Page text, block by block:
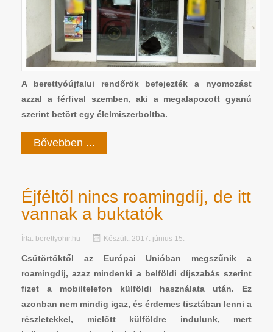
A berettyóújfalui rendőrök befejezték a nyomozást
azzal a férfival szemben, aki a megalapozott gyanú
szerint betört egy élelmiszerboltba.
Bővebben ...
Éjféltől nincs roamingdíj, de itt
vannak a buktatók
Írta: berettyohir.hu Készült: 2017. június 15.
Csütörtöktől az Európai Unióban megszűnik a
roamingdíj, azaz mindenki a belföldi díjszabás szerint
fizet a mobiltelefon külföldi használata után. Ez
azonban nem mindig igaz, és érdemes tisztában lenni a
részletekkel, mielőtt külföldre indulunk, mert